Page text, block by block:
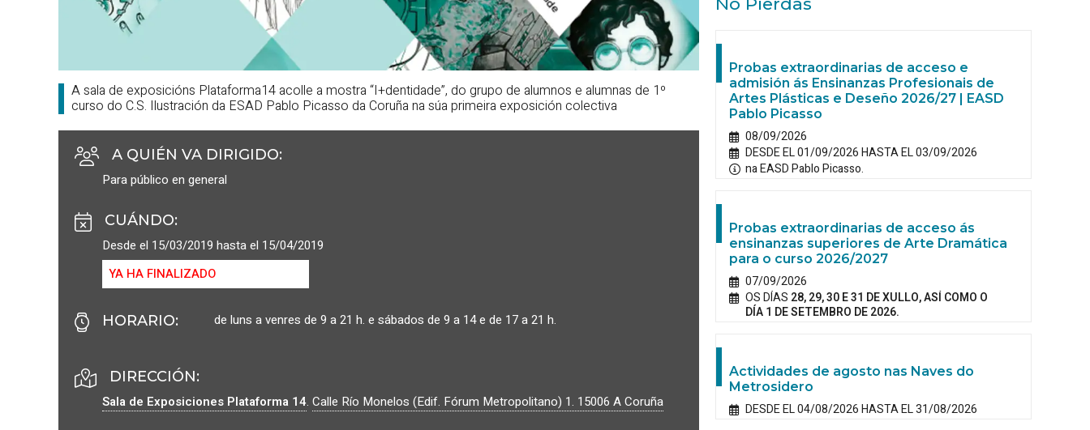
A sala de exposicións Plataforma14 acolle a mostra “I+dentidade”, do grupo de alumnos e alumnas de 1º
curso do C.S. Ilustración da ESAD Pablo Picasso da Coruña na súa primeira exposición colectiva
A QUIÉN VA DIRIGIDO:
Para público en general
CUÁNDO:
Desde el 15/03/2019 hasta el 15/04/2019
YA HA FINALIZADO
HORARIO: de luns a venres de 9 a 21 h. e sábados de 9 a 14 e de 17 a 21 h.
DIRECCIÓN:
Sala de Exposiciones Plataforma 14. Calle Río Monelos (Edif. Fórum Metropolitano) 1. 15006 A Coruña
Probas extraordinarias de acceso e
admisión ás Ensinanzas Profesionais de
Artes Plásticas e Deseño 2026/27 | EASD
Pablo Picasso
08/09/2026
DESDE EL 01/09/2026 HASTA EL 03/09/2026
na EASD Pablo Picasso.
Probas extraordinarias de acceso ás
ensinanzas superiores de Arte Dramática
para o curso 2026/2027
07/09/2026
OS DÍAS 28, 29, 30 E 31 DE XULLO, ASÍ COMO O
DÍA 1 DE SETEMBRO DE 2026.
Actividades de agosto nas Naves do
Metrosidero
DESDE EL 04/08/2026 HASTA EL 31/08/2026